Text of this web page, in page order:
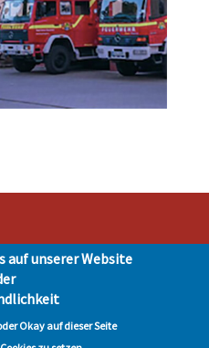
Str. 2 • 16540 Hohen Neuendorf •
528-0
Hohen-Neuendorf.de, Alle Rechte
mit unserer Genehmigung
auf unserer Website
Okay auf dieser Seite